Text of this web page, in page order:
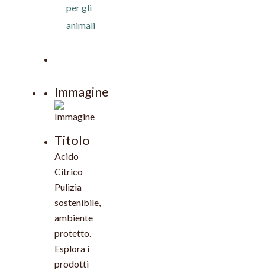
per gli
animali
Immagine
Titolo
Acido
Citrico
Pulizia
sostenibile,
ambiente
protetto.
Esplora i
prodotti